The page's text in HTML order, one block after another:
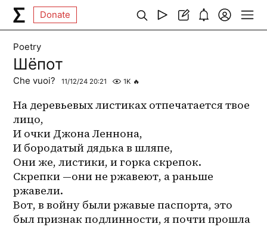
Donate
Poetry
Шёпот
Che vuoi? 11/12/24 20:21 1K 🔥
На деревьевых листиках отпечатается твое
лицо,
И очки Джона Леннона,
И бородатый дядька в шляпе,
Они же, листики, и горка скрепок.
Скрепки —они не ржавеют, а раньше
ржавели.
Вот, в войну были ржавые паспорта, это
был признак подлинности, я почти прошла